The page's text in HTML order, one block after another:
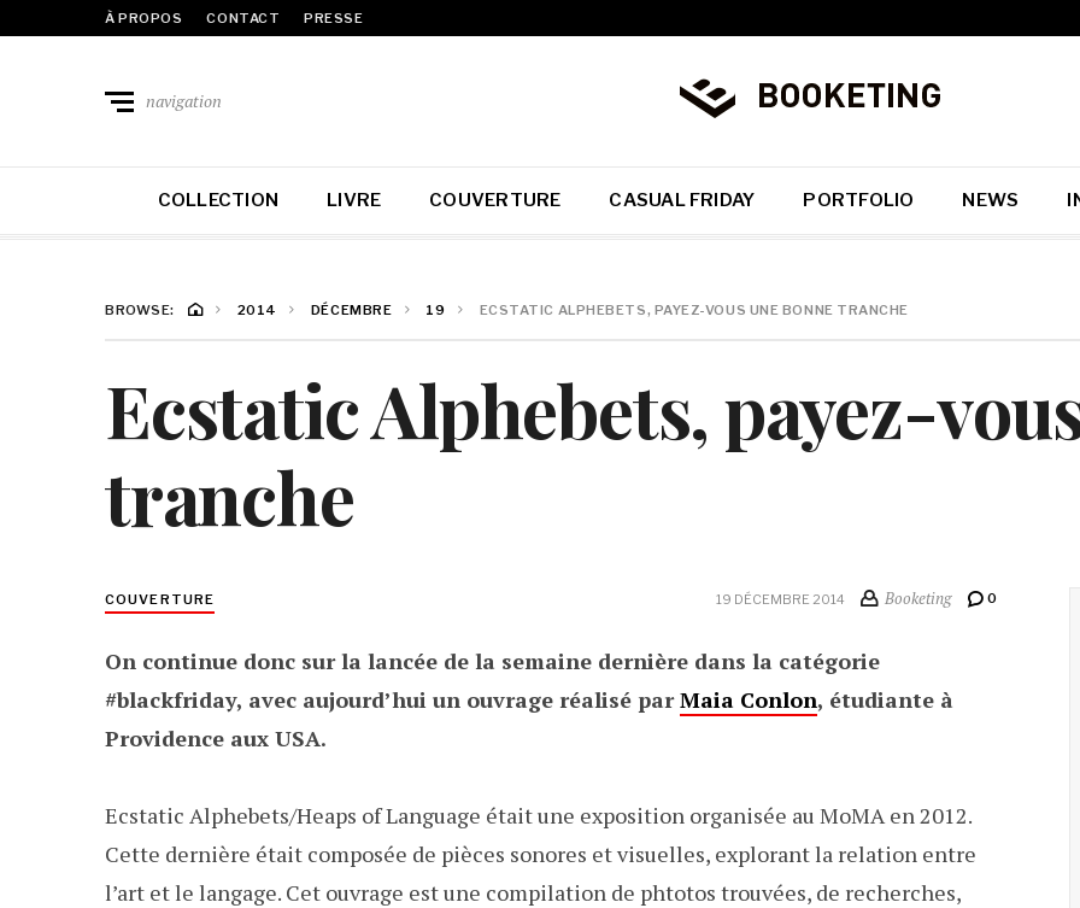
À PROPOS CONTACT PRESSE
navigation
COLLECTION LIVRE COUVERTURE CASUAL FRIDAY PORTFOLIO NEWS
BROWSE: 2014 DÉCEMBRE 19 ECSTATIC ALPHEBETS, PAYEZ-VOUS UNE BONNE TRANCHE
Ecstatic Alphebets, payez-
tranche
COUVERTURE 19 DÉCEMBRE 2014 Booketing 0
On continue donc sur la lancée de la semaine dernière dans la catégorie
#blackfriday, avec aujourd’hui un ouvrage réalisé parMaia Conlon, étudiante à
Providence aux USA.
Ecstatic Alphebets/Heaps of Language était une exposition organisée au MoMA en 2012.
Cette dernière était composée de pièces sonores et visuelles, explorant la relation entre
l’art et le langage. Cet ouvrage est une compilation de phtotos trouvées, de recherches,